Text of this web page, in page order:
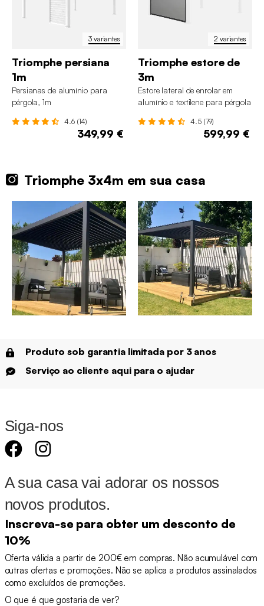
3 variantes
Triomphe persiana
1m
Persianas de alumínio para
pérgola, 1m
4.6 (14)
349,99 €
2 variantes
Triomphe estore de
3m
Estore lateral de enrolar em
alumínio e textilene para pérgola
4.5 (79)
599,99 €
Triomphe 3x4m em sua casa
Produto sob garantia limitada por 3 anos
Serviço ao cliente aqui para o ajudar
Siga-nos
A sua casa vai adorar os nossos
novos produtos.
Inscreva-se para obter um desconto de
10%
Oferta válida a partir de 200€ em compras. Não acumulável com
outras ofertas e promoções. Não se aplica a produtos assinalados
como excluídos de promoções.
O que é que gostaria de ver?